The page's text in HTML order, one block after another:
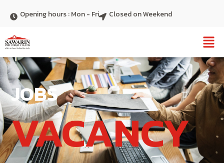
Opening hours : Mon - Fri Closed on Weekend
JOBS
VACANCY